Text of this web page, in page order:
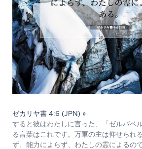
ゼカリヤ書 4:6 (JPN) »
すると彼はわたしに言った、「ゼルバベ
る言葉はこれです。万軍の主は仰せられ
ず、能力によらず、わたしの霊によるので